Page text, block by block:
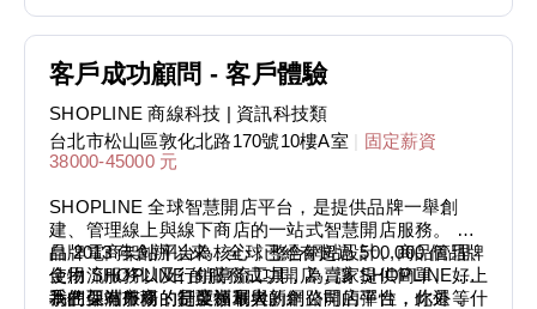
客戶成功顧問 - 客戶體驗
SHOPLINE 商線科技 | 資訊科技類
台北市松山區敦化北路170號10樓A室
固定薪資
38000-45000 元
SHOPLINE 全球智慧開店平台，是提供品牌一舉創
建、管理線上與線下商店的一站式智慧開店服務。 以
品牌電商架站平台為核心，整合網站設計、商品管理、
金物流服務以及行銷導流工具，為賣家提供簡單、好上
手的架站服務，是亞洲最大的網路開店平台，此外，
自 2013 年創辦以來，全球已經有超過 500,000 個品牌
使用 SHOPLINE 的服務成功開店，讓 SHOPLINE 成
為在亞洲市場的行業領軍者。
我們保有外商的制度福利與新創公司的彈性，你還等什